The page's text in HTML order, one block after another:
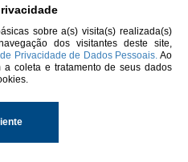
sobre a(s) visita(s) realizada(s)
dos visitantes deste site,
Privacidade de Dados Pessoais. Ao
coleta e tratamento de seus dados
000
reservados.
de Sergipe.